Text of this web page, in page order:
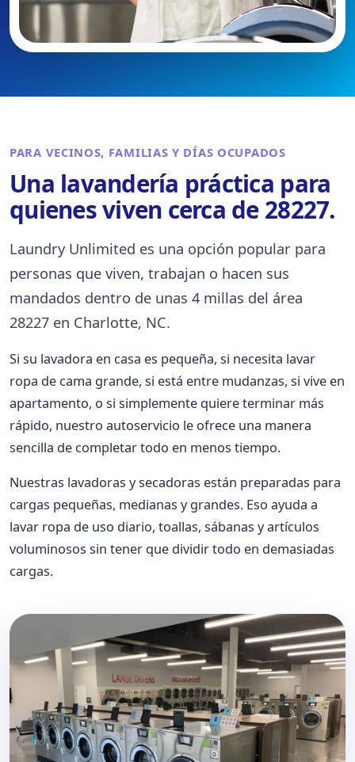
PARA VECINOS, FAMILIAS Y DÍAS OCUPADOS
Una lavandería práctica para
quienes viven cerca de 28227.
Laundry Unlimited es una opción popular para
personas que viven, trabajan o hacen sus
mandados dentro de unas 4 millas del área
28227 en Charlotte, NC.
Si su lavadora en casa es pequeña, si necesita lavar
ropa de cama grande, si está entre mudanzas, si vive en
apartamento, o si simplemente quiere terminar más
rápido, nuestro autoservicio le ofrece una manera
sencilla de completar todo en menos tiempo.
Nuestras lavadoras y secadoras están preparadas para
cargas pequeñas, medianas y grandes. Eso ayuda a
lavar ropa de uso diario, toallas, sábanas y artículos
voluminosos sin tener que dividir todo en demasiadas
cargas.